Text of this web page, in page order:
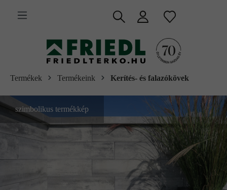
tartalomra
Termékek Termékeink Kerítés- és falazókövek
szimbolikus termékkép